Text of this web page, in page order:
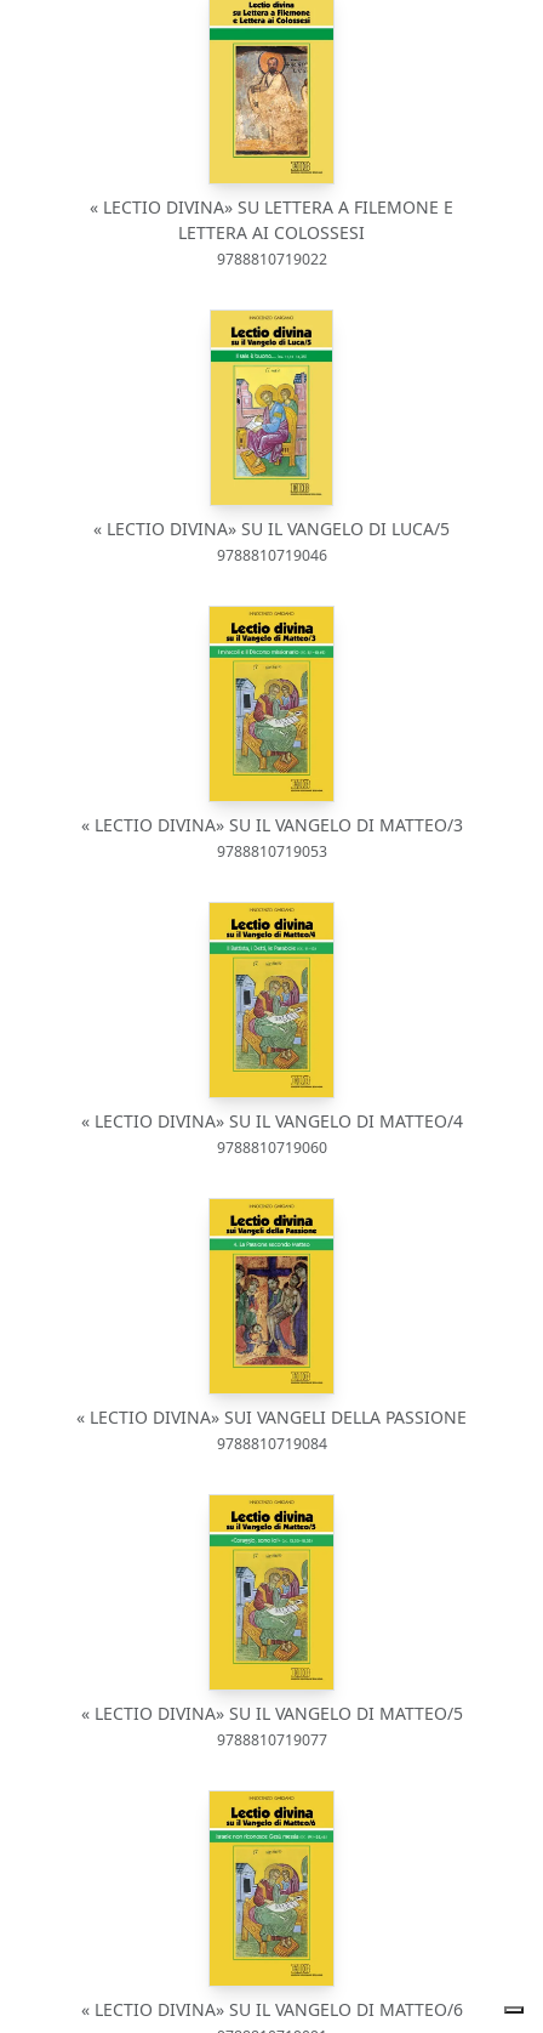
« LECTIO DIVINA» SU LETTERA A FILEMONE E
LETTERA AI COLOSSESI
9788810719022
« LECTIO DIVINA» SU IL VANGELO DI LUCA/5
9788810719046
« LECTIO DIVINA» SU IL VANGELO DI MATTEO/3
9788810719053
« LECTIO DIVINA» SU IL VANGELO DI MATTEO/4
9788810719060
« LECTIO DIVINA» SUI VANGELI DELLA PASSIONE
9788810719084
« LECTIO DIVINA» SU IL VANGELO DI MATTEO/5
9788810719077
« LECTIO DIVINA» SU IL VANGELO DI MATTEO/6